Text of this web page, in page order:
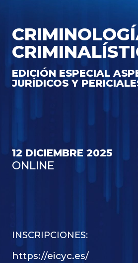
EDICIÓN ESPECIAL
JURÍDICOS Y
12 DICIEMBRE 2025
ONLINE
INSCRIPCIONES:
https://eicyc.es/